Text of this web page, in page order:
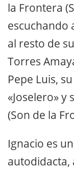
la Frontera
escuchando
al resto de
Torres
Pepe Luis,
«Joselero»
(Son de la
Ignacio es
autodidacta,